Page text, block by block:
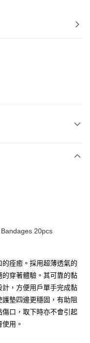
費
送達
20pcs
痊癒。採用超薄透氣的
穿著體驗。其可靠的黏
，方便用戶單手完成黏
墊四邊更穩固，有助阻
口，取下時亦不會引起
用。